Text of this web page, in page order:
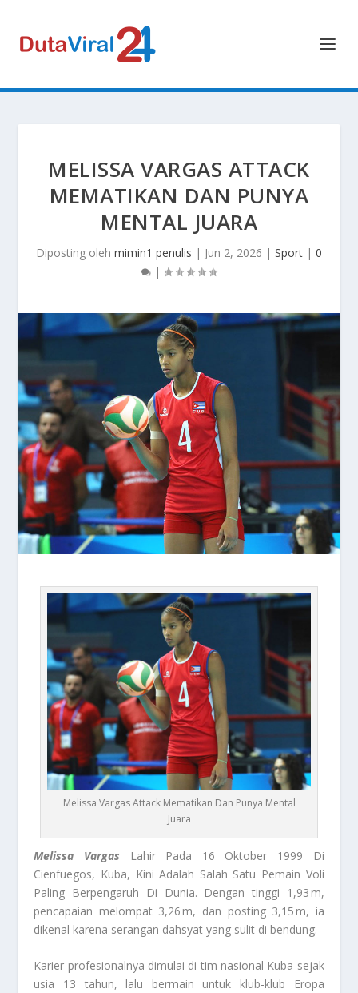
MELISSA VARGAS ATTACK
MEMATIKAN DAN PUNYA
MENTAL JUARA
Diposting oleh mimin1 penulis | Jun 2, 2026 | Sport | 0
|
Melissa Vargas Attack Mematikan Dan Punya Mental
Juara
Melissa Vargas Lahir Pada 16 Oktober 1999 Di
Cienfuegos, Kuba, Kini Adalah Salah Satu Pemain Voli
Paling Berpengaruh Di Dunia. Dengan tinggi 1,93 m,
pencapaian melompat 3,26 m, dan posting 3,15 m, ia
dikenal karena serangan dahsyat yang sulit di bendung.
Karier profesionalnya dimulai di tim nasional Kuba sejak
usia 13 tahun, lalu bermain untuk klub-klub Eropa